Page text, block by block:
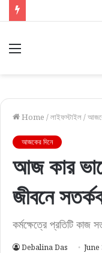
Menu
Home /লাইফস্টাইল/
আজকের দিনে
আজ কার
জীবনে
কর্মক্ষেত্রে প্রতিটি কাজ
Debalina Das June